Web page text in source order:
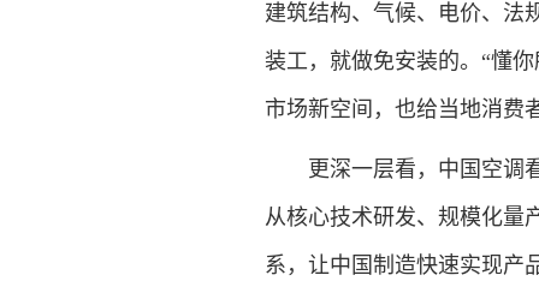
建筑结构、气候、电价、法
装工，就做免安装的。“懂
市场新空间，也给当地消费
更深一层看，中国空调看
从核心技术研发、规模化量
系，让中国制造快速实现产